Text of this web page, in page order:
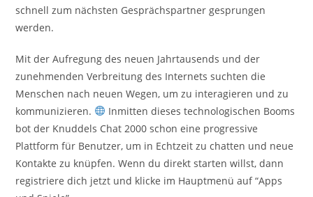
schnell zum nächsten Gesprächspartner gesprungen
werden.
Mit der Aufregung des neuen Jahrtausends und der
zunehmenden Verbreitung des Internets suchten die
Menschen nach neuen Wegen, um zu interagieren und zu
kommunizieren.
Inmitten dieses technologischen Booms
bot der Knuddels Chat 2000 schon eine progressive
Plattform für Benutzer, um in Echtzeit zu chatten und neue
Kontakte zu knüpfen. Wenn du direkt starten willst, dann
registriere dich jetzt und klicke im Hauptmenü auf “Apps